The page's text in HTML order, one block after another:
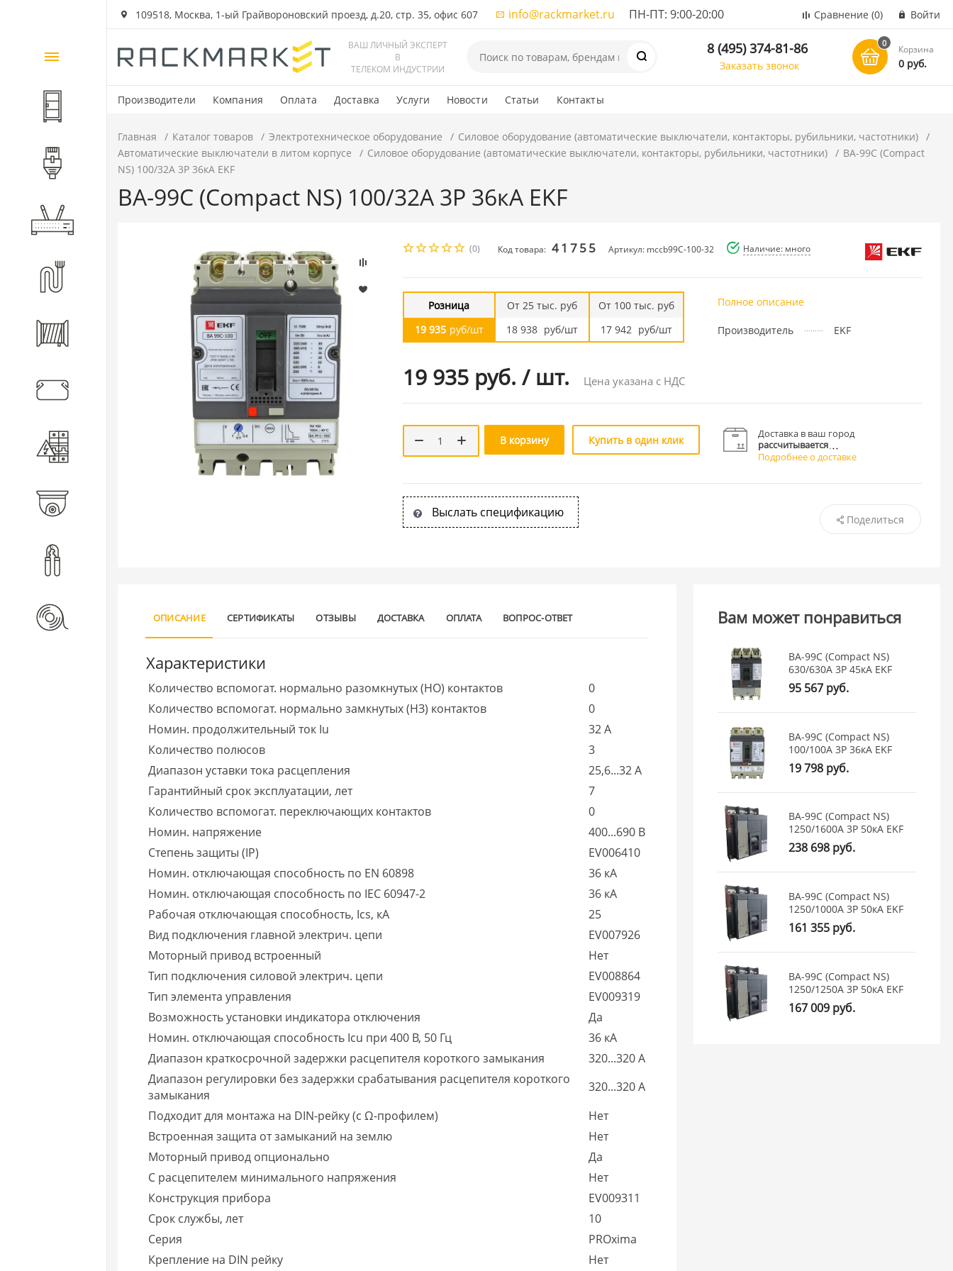
109518, Москва, 1-ый Грайвороновский проезд, д.20, стр. 35, офис 607 info@rackmarket.ru ПН-ПТ: 9:00-20:00 Сравнение (0) Войти
ВАШ ЛИЧНЫЙ ЭКСПЕРТ
В
ТЕЛЕКОМ ИНДУСТРИИ
8 (495) 374-81-86
Заказать звонок
0
Корзина
0 руб.
Производители Компания Оплата Доставка Услуги Новости Статьи Контакты
Каталог
товаров
Шкафы и стойки
Компоненты СКС
Волоконно-оптические
Кабеленесущие системы
Расходные материалы
Главная Каталог товаров Электротехническое оборудование
Силовое оборудование (автоматические выключатели, контакторы, рубильники, частотники)
Автоматические выключатели в литом корпусе
Силовое оборудование (автоматические выключатели, контакторы, рубильники, частотники)
ВА-99C (Compact
NS) 100/32А 3P 36кА EKF
ВА-99C (Compact NS) 100/32А 3P 36кА EKF
(0) Код товара: 41755 Артикул: mccb99C-100-32 Наличие: много
Розница
19 935 руб/шт
От 25 тыс. руб
18 938 руб/шт
От 100 тыс. руб
17 942 руб/шт
19 935 руб. / шт. Цена указана с НДС
Полное описание
Производитель EKF
В корзину Купить в один клик
Доставка в ваш город
рассчитывается
Подробнее о доставке
Выслать спецификацию Поделиться
ОПИСАНИЕ СЕРТИФИКАТЫ ОТЗЫВЫ ДОСТАВКА ОПЛАТА ВОПРОС-ОТВЕТ
Характеристики
Количество вспомогат. нормально разомкнутых (НО) контактов
0
Количество вспомогат. нормально замкнутых (НЗ) контактов
0
Номин. продолжительный ток Iu
32 А
Количество полюсов
3
Диапазон уставки тока расцепления
25,6...32 А
Гарантийный срок эксплуатации, лет
7
Количество вспомогат. переключающих контактов
0
Номин. напряжение
400...690 В
Степень защиты (IP)
EV006410
Номин. отключающая способность по EN 60898
36 кА
Номин. отключающая способность по IEC 60947-2
36 кА
Рабочая отключающая способность, Ics, кА
25
Вид подключения главной электрич. цепи
EV007926
Моторный привод встроенный
Нет
Тип подключения силовой электрич. цепи
EV008864
Тип элемента управления
EV009319
Возможность установки индикатора отключения
Да
Номин. отключающая способность Icu при 400 В, 50 Гц
36 кА
Диапазон краткосрочной задержки расцепителя короткого замыкания
320...320 А
Диапазон регулировки без задержки срабатывания расцепителя короткого
замыкания
320...320 А
Подходит для монтажа на DIN-рейку (с Ω-профилем)
Нет
Встроенная защита от замыканий на землю
Нет
Моторный привод опционально
Да
С расцепителем минимального напряжения
Нет
Конструкция прибора
EV009311
Срок службы, лет
10
Серия
PROxima
Крепление на DIN рейку
Нет
Вам может понравиться
ВА-99C (Compact NS)
630/630А 3P 45кА EKF
95 567 руб.
ВА-99C (Compact NS)
100/100А 3P 36кА EKF
19 798 руб.
ВА-99C (Compact NS)
1250/1600А 3P 50кА EKF
238 698 руб.
ВА-99C (Compact NS)
1250/1000А 3P 50кА EKF
161 355 руб.
ВА-99C (Compact NS)
1250/1250А 3P 50кА EKF
167 009 руб.